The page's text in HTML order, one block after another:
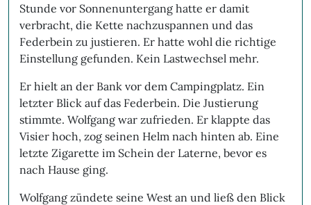
Stunde vor Sonnenuntergang hatte er damit
verbracht, die Kette nachzuspannen und das
Federbein zu justieren. Er hatte wohl die richtige
Einstellung gefunden. Kein Lastwechsel mehr.
Er hielt an der Bank vor dem Campingplatz. Ein
letzter Blick auf das Federbein. Die Justierung
stimmte. Wolfgang war zufrieden. Er klappte das
Visier hoch, zog seinen Helm nach hinten ab. Eine
letzte Zigarette im Schein der Laterne, bevor es
nach Hause ging.
Wolfgang zündete seine West an und ließ den Blick